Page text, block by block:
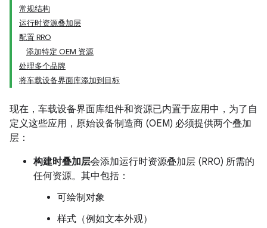
常规结构
运行时资源叠加层
配置 RRO
添加特定 OEM 资源
处理多个品牌
将车载设备界面库添加到目标
现在，车载设备界面库组件和资源已内置于应用中，为了自
定义这些应用，原始设备制造商 (OEM) 必须提供两个叠加
层：
构建时叠加层会添加运行时资源叠加层 (RRO) 所需的
任何资源。其中包括：
可绘制对象
样式（例如文本外观）